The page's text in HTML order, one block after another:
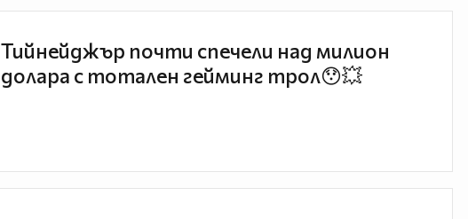
Тийнейджър почти спечели над милион
долара с тотален гейминг трол😯💥